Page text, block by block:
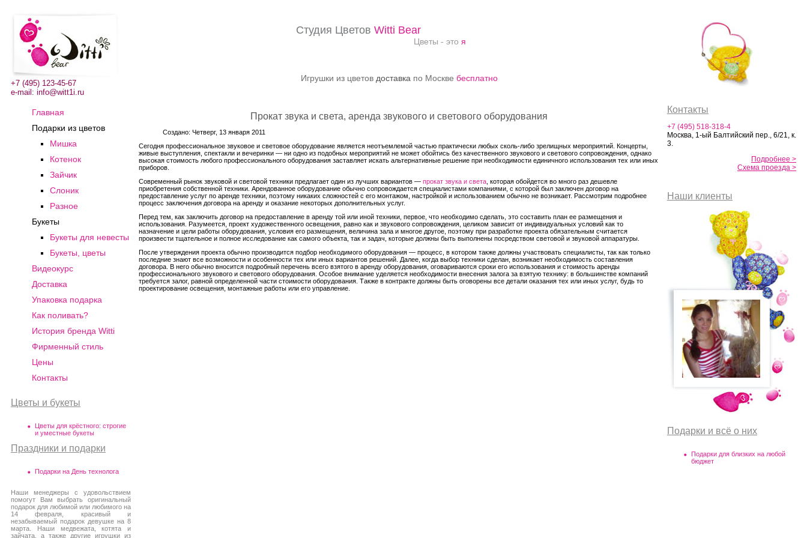
+7 (495) 123-45-67
e-mail: info@witt1i.ru
Студия Цветов Witti Bear
Цветы - это я
Игрушки из цветов доставка по Москве бесплатно
Главная
Подарки из цветов
Мишка
Котенок
Зайчик
Слоник
Разное
Букеты
Букеты для невесты
Букеты, цветы
Видеокурс
Доставка
Упаковка подарка
Как поливать?
История бренда Witti
Фирменный стиль
Цены
Контакты
Цветы и букеты
Цветы для крёстного: строгие
и уместные букеты
Праздники и подарки
Подарки на День технолога
Наши менеджеры с удовольствием
помогут Вам выбрать оригинальный
подарок для любимой или любимого на
14 февраля, красивый и
незабываемый подарок девушке на 8
марта. Наши медвежата, котята и
зайчата, а также другие игрушки из
Прокат звука и света, аренда звукового и светового оборудования
Создано: Четверг, 13 января 2011
Сегодня профессиональное звуковое и световое оборудование является неотъемлемой частью практически любых сколь-либо зрелищных мероприятий. Концерты,
живые выступления, спектакли и вечеринки — ни одно из подобных мероприятий не может обойтись без качественного звукового и светового сопровождения, однако
высокая стоимость любого профессионального оборудования заставляет искать альтернативные решение при необходимости единичного использования тех или иных
приборов.
Современный рынок звуковой и световой техники предлагает один из лучших вариантов — прокат звука и света , которая обойдется во много раз дешевле
приобретения собственной техники. Арендованное оборудование обычно сопровождается специалистами компаниями, с которой был заключен договор на
предоставление услуг по аренде техники, поэтому никаких сложностей с его монтажом, настройкой и использованием обычно не возникает. Рассмотрим подробнее
процесс заключения договора на аренду и оказание некоторых дополнительных услуг.
Перед тем, как заключить договор на предоставление в аренду той или иной техники, первое, что необходимо сделать, это составить план ее размещения и
использования. Разумеется, проект художественного освещения, равно как и звукового сопровождения, целиком зависит от индивидуальных условий как то
назначение и цели работы оборудования, условия его размещения, величина зала и многое другое, поэтому при разработке проекта обязательным считается
произвести тщательное и полное исследование как самого объекта, так и задач, которые должны быть выполнены посредством световой и звуковой аппаратуры.
После утверждения проекта обычно производится подбор необходимого оборудования — процесс, в котором также должны участвовать специалисты, так как только
последние знают все возможности и особенности тех или иных вариантов решений. Далее, когда выбор техники сделан, возникает необходимость составления
договора. В него обычно вносится подробный перечень всего взятого в аренду оборудования, оговариваются сроки его использования и стоимость аренды
профессионального звукового и светового оборудования. Особое внимание уделяется необходимости внесения залога за взятую технику: в большинстве компаний
требуется залог, равной определенной части стоимости оборудования. Также в контракте должны быть оговорены все детали оказания тех или иных услуг, будь то
проектирование освещения, монтажные работы или его управление.
Контакты
+7 (495) 518-318-4
Москва, 1-ый Балтийский пер., 6/21, к.
3.
Подробнее >
Схема проезда >
Наши клиенты
Подарки и всё о них
Подарки для близких на любой
бюджет